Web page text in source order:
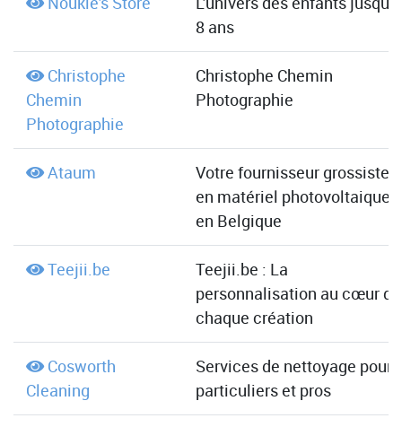
8 ans
Christophe
Chemin
Photographie
Christophe Chemin
Photographie
Ataum
Votre fournisseur grossiste
en matériel photovoltaique
en Belgique
Teejii.be
Teejii.be : La
personnalisation au cœur de
chaque création
Cosworth
Cleaning
Services de nettoyage pour
particuliers et pros